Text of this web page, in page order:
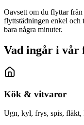
Oavsett om du flyttar
flyttstädningen enkel och
bara några minuter.
Vad ingår i vår
Kök & vitvaror
Ugn, kyl, frys, spis, fläkt,